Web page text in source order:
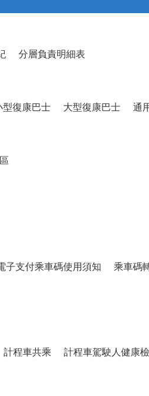
分層負責明細表
型復康巴士 大型復康巴士 通
子支付乘車碼使用須知 乘車碼
計程車共乘 計程車駕駛人健康